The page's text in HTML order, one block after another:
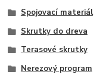
Spojovací materiál
Skrutky do dreva
Terasové skrutky
Nerezový program